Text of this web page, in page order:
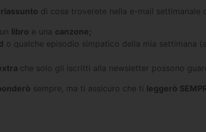
riassunto di cosa troverete nella e-mail settimanale
libro e una canzone;
o qualche episodio simpatico della mia settimana
che solo gli iscritti alla newsletter possono
sempre, ma ti assicuro che ti leggerò